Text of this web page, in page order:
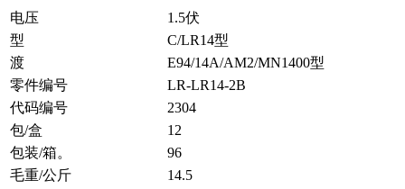
电压
1.5伏
型
C/LR14型
渡
E94/14A/AM2/MN1400型
零件编号
LR-LR14-2B
代码编号
2304
包/盒
12
包装/箱。
96
毛重/公斤
14.5